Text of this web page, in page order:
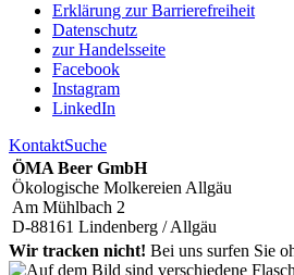
Erklärung zur Barrierefreiheit
Datenschutz
zur Handelsseite
Facebook
Instagram
LinkedIn
KontaktSuche
ÖMA Beer GmbH
Ökologische Molkereien Allgäu
Am Mühlbach 2
D-88161 Lindenberg / Allgäu
Wir tracken nicht! Bei uns surfen Sie